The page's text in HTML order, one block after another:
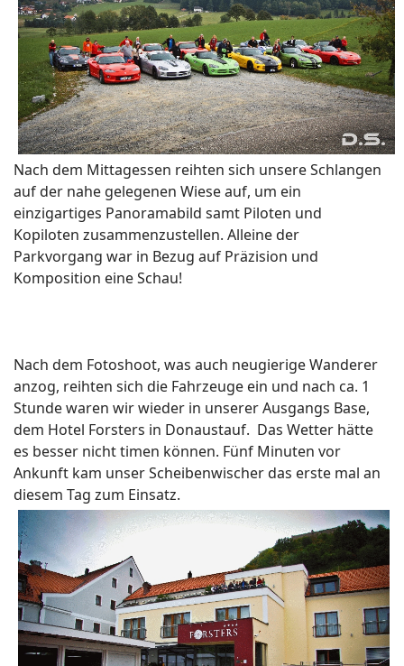
Nach dem Mittagessen reihten sich unsere Schlangen
auf der nahe gelegenen Wiese auf, um ein
einzigartiges Panoramabild samt Piloten und
Kopiloten zusammenzustellen. Alleine der
Parkvorgang war in Bezug auf Präzision und
Komposition eine Schau!
Nach dem Fotoshoot, was auch neugierige Wanderer
anzog, reihten sich die Fahrzeuge ein und nach ca. 1
Stunde waren wir wieder in unserer Ausgangs Base,
dem Hotel Forsters in Donaustauf. Das Wetter hätte
es besser nicht timen können. Fünf Minuten vor
Ankunft kam unser Scheibenwischer das erste mal an
diesem Tag zum Einsatz.